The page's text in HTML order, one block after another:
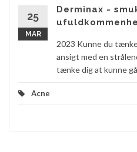
25
MAR
Derminax -
2023 Kunne du
ansigt med en
tænke dig at kunne
Acne